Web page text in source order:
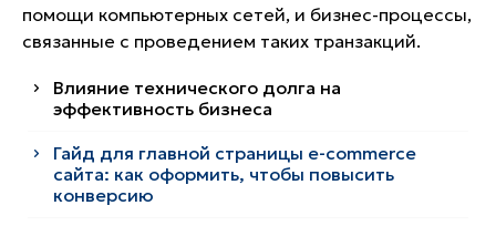
info@lred.ru
Все контакты
помощи компьютерных сетей, и бизнес-процессы,
связанные с проведением таких транзакций.
Влияние технического долга на
эффективность бизнеса
Гайд для главной страницы e-commerce
сайта: как оформить, чтобы повысить
конверсию